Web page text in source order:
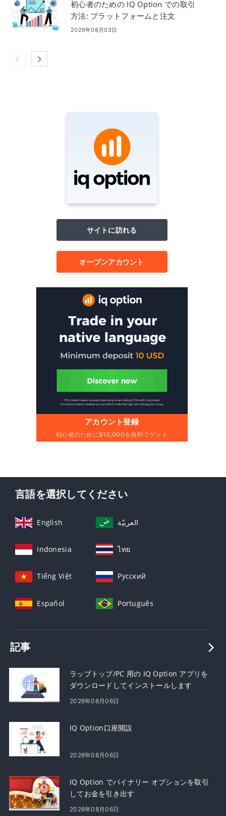
初心者のための IQ Option での取引
方法: プラットフォームと注文
2026年08月03日
サイトに訪れる
オープンアカウント
アカウント登録
初心者のために$10,000を無料でゲット
言語を選択してください
English العربيّة
Indonesia ไทย
Tiếng Việt Русский
Español Português
記事
ラップトップ/PC 用の IQ Option アプリを
ダウンロードしてインストールします
(Windows、macOS)
2026年08月06日
IQ Option口座開設
2026年08月06日
IQ Option でバイナリー オプションを取引
してお金を引き出す
2026年08月06日